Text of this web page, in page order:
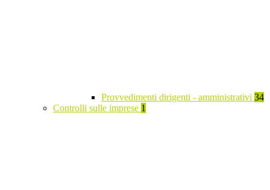
Provvedimenti dirigenti - amministrativi 34
Controlli sulle imprese 1